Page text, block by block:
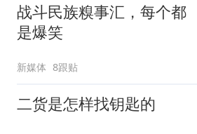
战斗民族糗事汇，每个都
是爆笑
新媒体 8跟贴
二货是怎样找钥匙的